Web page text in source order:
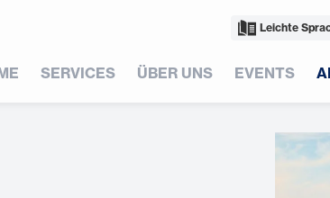
Leichte
SERVICES ÜBER UNS EVENTS